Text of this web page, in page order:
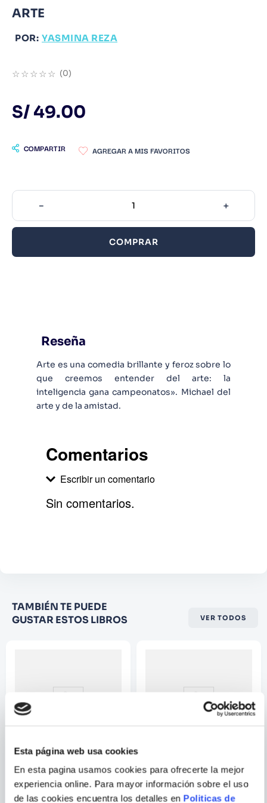
Esta página web usa cookies
En esta pagina usamos cookies para ofrecerte la mejor
experiencia online. Para mayor información sobre el uso
de las cookies encuentra los detalles en Politicas de
ARTE
POR: YASMINA REZA
☆☆☆☆☆ (0)
S/ 49.00
COMPARTIR
＋
－
COMPRAR
Reseña
Arte es una comedia brillante y feroz sobre lo
que creemos entender del arte: la
inteligencia gana campeonatos». Michael del
arte y de la amistad.
Comentarios
Escribir un comentario
Califique el producto de 1 a 5
estrellas
Correo electrónico
Escribir comentario
Sin comentarios.
TAMBIÉN TE PUEDE
GUSTAR ESTOS LIBROS
VER TODOS
WILLIAM
SHAKESPEARE
HAMLET
ANONIMO
APU OLLANTAY: UN DRAMA
9.
Warhammer
10.Infantil